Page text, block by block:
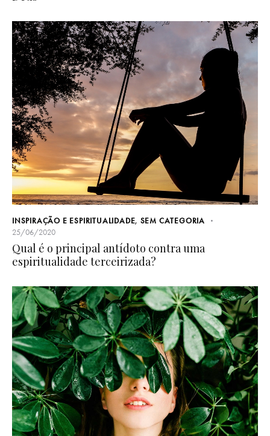
INSPIRAÇÃO E ESPIRITUALIDADE, SEM CATEGORIA
25/06/2020
Qual é o principal antídoto contra uma
espiritualidade terceirizada?